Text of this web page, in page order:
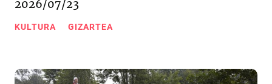
2026/07/23
KULTURA GIZARTEA